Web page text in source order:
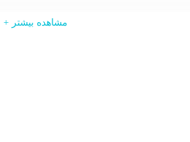
+ ادامه مطلب
+ مشاهده بیشتر